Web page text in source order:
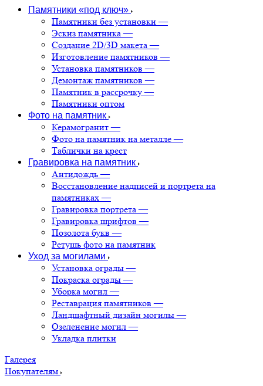
Памятники «под ключ»
Памятники без установки —
Эскиз памятника —
Создание 2D/3D макета —
Изготовление памятников —
Установка памятников —
Демонтаж памятников —
Памятник в рассрочку —
Памятники оптом
Фото на памятник
Керамогранит —
Фото на памятник на металле —
Таблички на крест
Гравировка на памятник
Антидождь —
Восстановление надписей и портрета на
памятниках —
Гравировка портрета —
Гравировка шрифтов —
Позолота букв —
Ретушь фото на памятник
Уход за могилами
Установка ограды —
Покраска ограды —
Уборка могил —
Реставрация памятников —
Ландшафтный дизайн могилы —
Озеленение могил —
Укладка плитки
Галерея
Покупателям